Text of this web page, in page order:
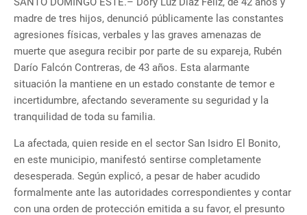
madre de tres hijos, denunció públicamente las constantes
agresiones físicas, verbales y las graves amenazas de
muerte que asegura recibir por parte de su expareja, Rubén
Darío Falcón Contreras, de 43 años. Esta alarmante
situación la mantiene en un estado constante de temor e
incertidumbre, afectando severamente su seguridad y la
tranquilidad de toda su familia.
La afectada, quien reside en el sector San Isidro El Bonito,
en este municipio, manifestó sentirse completamente
desesperada. Según explicó, a pesar de haber acudido
formalmente ante las autoridades correspondientes y contar
con una orden de protección emitida a su favor, el presunto